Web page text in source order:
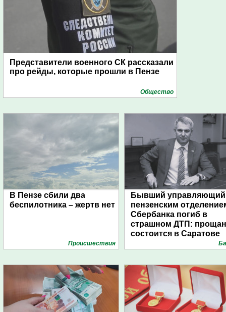
Представители военного СК рассказали
про рейды, которые прошли в Пензе
Общество
В Пензе сбили два
беспилотника – жертв нет
Проиcшествия
Бывший управляющий
пензенским
Сбербанка погиб в
страшном ДТП:
состоится в Саратове